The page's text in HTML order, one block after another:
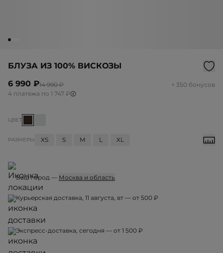
БЛУЗА ИЗ 100% ВИСКОЗЫ
6 990 ₽14 990 ₽
+ 350 бонусов
4 платежа по 1 747 ₽
ЦВЕТ
РАЗМЕРЫ XS S M L XL
Ваш город — Москва и область
Курьерская доставка, 11 августа, вт — от 500 ₽
Экспресс-доставка, сегодня — от 1 500 ₽